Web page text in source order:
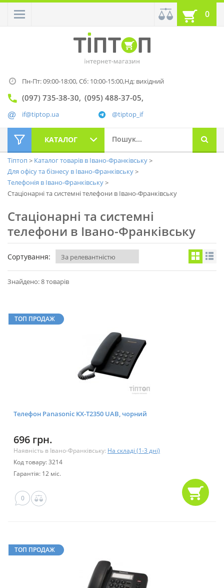
0
Пн-Пт: 09:00-18:00,Сб: 10:00-15:00,Нд: вихідний
(097) 735-38-30 (095) 488-37-05
@tiptop_if
if@tiptop.ua
КАТАЛОГ
Тіптоп
Каталог товарів в Івано-Франківську
Для офісу та бізнесу в Івано-Франківську
Телефонія в Івано-Франківську
Стаціонарні та системні телефони в Івано-Франківську
Стаціонарні та системні
телефони в Івано-Франківську
Сортування:
Знайдено: 8 товарів
ТОП ПРОДАЖ
Телефон Panasonic KX-T2350 UAB, чорний
696 грн.
Наявність в Івано-Франківську: На складі (1-3 дні)
Код товару: 3214
Гарантія: 12 міс.
0
ТОП ПРОДАЖ